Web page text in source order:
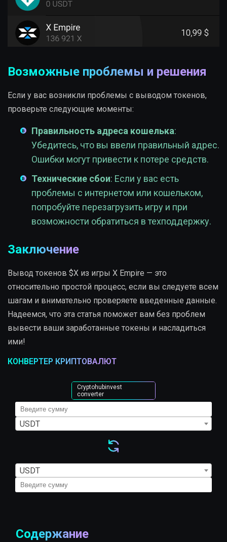
Возможные проблемы и решения
Если у вас возникли проблемы с выводом токенов,
проверьте следующие моменты:
Правильность адреса кошелька:
Убедитесь, что вы ввели правильный адрес.
Ошибки могут привести к потере средств.
Технические сбои: Если у вас есть
проблемы с интернетом или кошельком,
попробуйте перезагрузить игру и при
возможности обратиться в техподдержку.
Заключение
Вывод токенов $X из игры X Empire — это
относительно простой процесс, если вы следуете всем
шагам и внимательно проверяете введенные данные.
Надеемся, что эта статья поможет вам без проблем
вывести ваши заработанные токены и насладиться
ими!
КОНВЕРТЕР КРИПТОВАЛЮТ
USDT
USDT
Cryptohubinvest
converter
Содержание